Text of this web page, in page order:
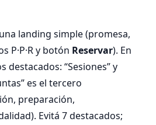
landing simple (promesa,
P·P·R y botón Reservar). En
destacados: “Sesiones” y
es el tercero
preparación,
Evitá 7 destacados;